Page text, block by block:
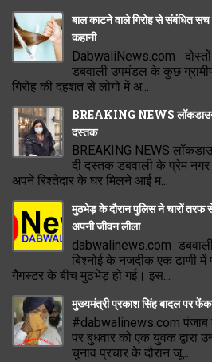
बाल काटने वाले गिरोह से संबंधित
कहानी
DabwaliNews.com
डबवाली उपमंडल के कुछ
गिरोह की दहशत से लोगो में अ...
BREAKING NEWS लॉकडाउन
दस्तक
BREAKING NEWS
दी दस्तक डबवाली के प्रेम
अपने रिश्तेदार के घर मिलने आई म...
मुठभेड़ के दौरान पुलिस ने चारों तरफ
अपनी जीवन लीला
dabwalinews.com
बिश्नोई के नजदीक एक ढाणी में
गैंगस्टर के बीच मुठभेड़ हो गई। इस...
मुख्यमंत्री प्रकाश सिंह बादल पर
#dabwalinews.com पंजाब
पर बुधवार को एक युवक द्वारा
चुनाव प्रचार के दौरान जू...